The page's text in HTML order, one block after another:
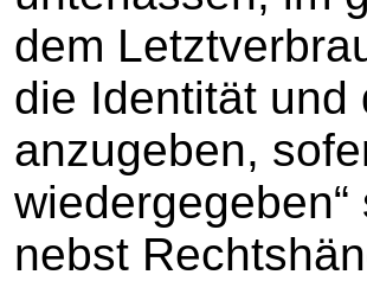
dem
die Identität und
anzugeben,
nebst